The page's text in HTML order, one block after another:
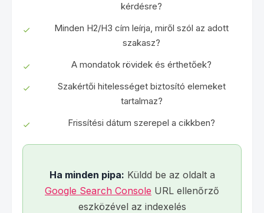
kérdésre?
Minden H2/H3 cím leírja, miről szól az adott
szakasz?
A mondatok rövidek és érthetőek?
Szakértői hitelességet biztosító elemeket
tartalmaz?
Frissítési dátum szerepel a cikkben?
Ha minden pipa: Küldd be az oldalt a
Google Search Console URL ellenőrző
eszközével az indexelés